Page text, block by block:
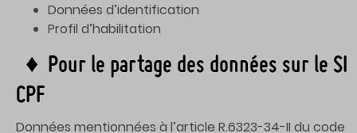
Données d’identification
Profil d’habilitation
♦ Pour le partage des données sur le SI
CPF
Données mentionnées à l’article R.6323-34-II du code